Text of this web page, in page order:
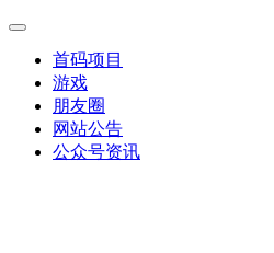
首码项目
游戏
朋友圈
网站公告
公众号资讯